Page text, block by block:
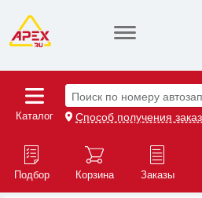
Каталог
Поиск по номеру
Способ получения
Подбор Корзина Заказы